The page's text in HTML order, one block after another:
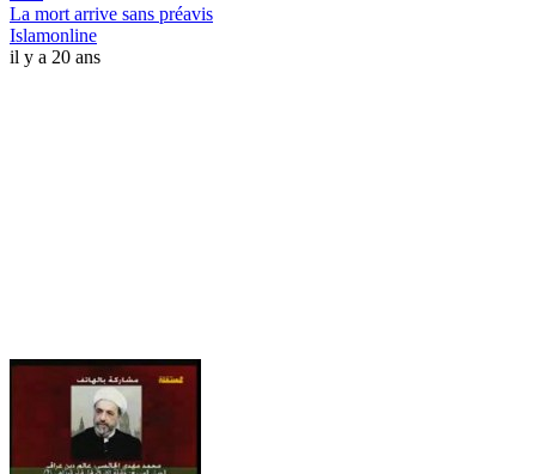
La mort arrive sans préavis
Islamonline
il y a 20 ans